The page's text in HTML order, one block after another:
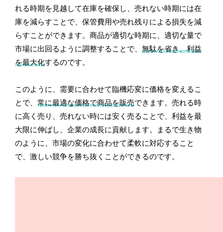
れる時期を見越して在庫を確保し、売れない時期には在
庫を減らすことで、保管費用や売れ残りによる損失を減
らすことができます。商品が適切な時期に、適切な量で
市場に出回るように調整することで、無駄を省き、利益
を最大化するのです。
このように、需要に合わせて臨機応変に価格を変えるこ
とで、常に最適な価格で商品を販売できます。売れる時
に高く売り、売れない時には安く売ることで、利益を最
大限に伸ばし、企業の成長に貢献します。まるで生き物
のように、市場の変化に合わせて柔軟に対応すること
で、激しい競争を勝ち抜くことができるのです。